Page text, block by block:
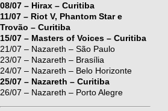
08/07 – Hirax – Curitiba
11/07 – Riot V, Phantom Star e
Trovão – Curitiba
15/07 – Masters of Voices – Curitiba
21/07 – Nazareth – São Paulo
23/07 – Nazareth – Brasília
24/07 – Nazareth – Belo Horizonte
25/07 – Nazareth – Curitiba
26/07 – Nazareth – Porto Alegre